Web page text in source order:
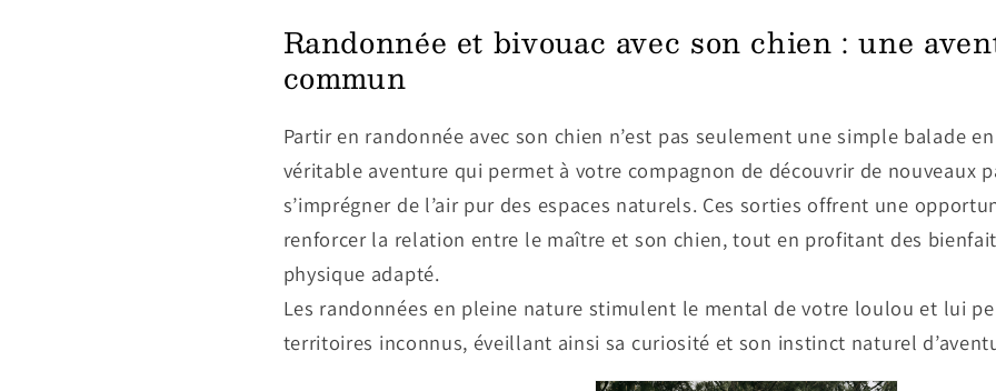
Randonnée et bivouac avec son chien : une
commun
Partir en randonnée avec son chien n’est pas seulement une simple balade
véritable aventure qui permet à votre compagnon de découvrir de nouveaux
s’imprégner de l’air pur des espaces naturels. Ces sorties offrent une
renforcer la relation entre le maître et son chien, tout en profitant des
physique adapté.
Les randonnées en pleine nature stimulent le mental de votre loulou et lui
territoires inconnus, éveillant ainsi sa curiosité et son instinct naturel